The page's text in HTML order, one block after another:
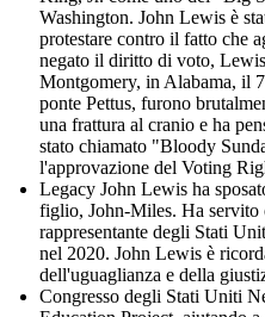
Washington. John Lewis è
protestare contro il fatto che
negato il diritto di voto,
Montgomery, in Alabama, il
ponte Pettus, furono
una frattura al cranio e ha
stato chiamato "Bloody
l'approvazione del Voting
Legacy John Lewis ha
figlio, John-Miles. Ha servito
rappresentante degli Stati
nel 2020. John Lewis è
dell'uguaglianza e della
Congresso degli Stati Uniti